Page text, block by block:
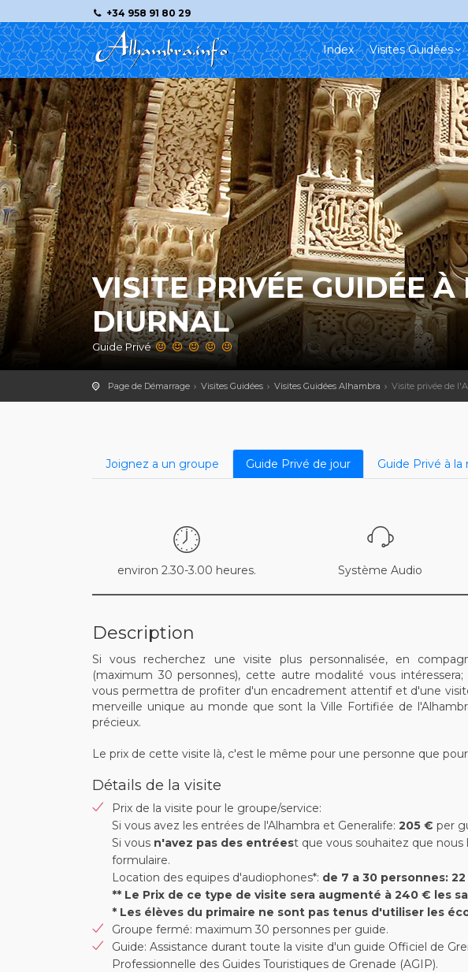
+34 958 91 80 29
Index Visites Guidées
VISITE PRIVÉE GUIDÉE
DIURNAL
Guide Privé
Page de Démarrage Visites Guidées Visites Guidées Alhambra Visite privée de
Joignez a un groupe Guide Privé de jour Guide Privé à la
environ 2.30-3.00 heures. Système Audio
Description
Si vous recherchez une visite plus personnalisée, en
(maximum 30 personnes), cette autre modalité vous
vous permettra de profiter d'un encadrement attentif et d'une
merveille unique au monde que sont la Ville Fortifiée de
précieux.
Le prix de cette visite là, c'est le même pour une personne que
Détails de la visite
Prix de la visite pour le groupe/service:
Si vous avez les entrées de l'Alhambra et Generalife: 205 € per
Si vous n'avez pas des entréest que vous souhaitez que nous
formulaire.
Location des equipes d'audiophones*: de 7 a 30 personnes:
** Le Prix de ce type de visite sera augmenté à 240 € les
* Les élèves du primaire ne sont pas tenus d'utiliser les
Groupe fermé: maximum 30 personnes per guide.
Guide: Assistance durant toute la visite d'un guide Officiel de
Professionnelle des Guides Touristiques de Grenade (AGIP).